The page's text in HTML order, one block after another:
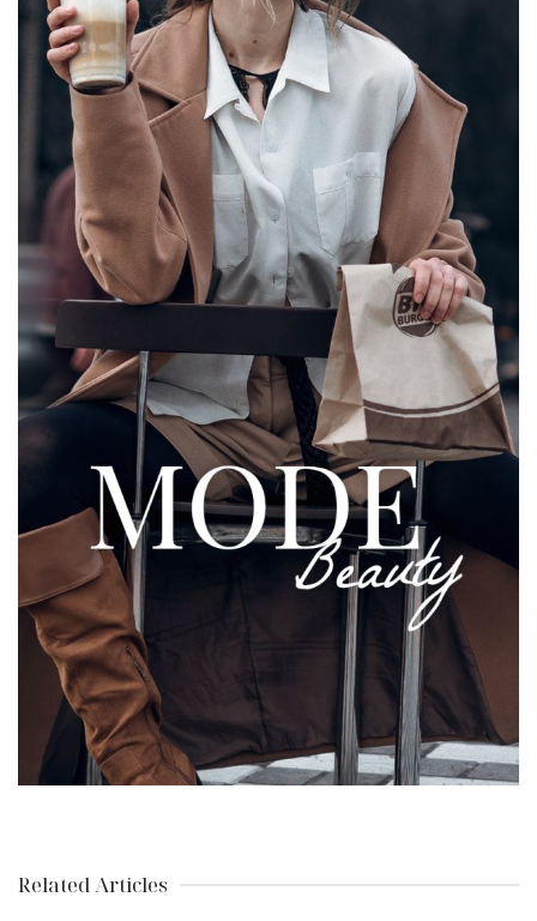
Related Articles